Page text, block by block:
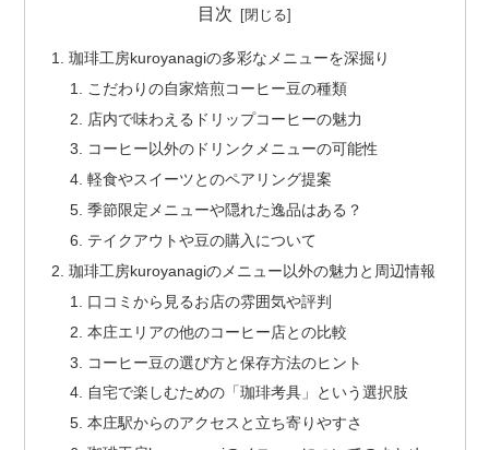
目次
珈琲工房kuroyanagiの多彩なメニューを深掘り
こだわりの自家焙煎コーヒー豆の種類
店内で味わえるドリップコーヒーの魅力
コーヒー以外のドリンクメニューの可能性
軽食やスイーツとのペアリング提案
季節限定メニューや隠れた逸品はある？
テイクアウトや豆の購入について
珈琲工房kuroyanagiのメニュー以外の魅力と周辺情報
口コミから見るお店の雰囲気や評判
本庄エリアの他のコーヒー店との比較
コーヒー豆の選び方と保存方法のヒント
自宅で楽しむための「珈琲考具」という選択肢
本庄駅からのアクセスと立ち寄りやすさ